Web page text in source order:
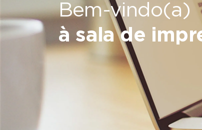
Bem-vindo(a)
à sala de